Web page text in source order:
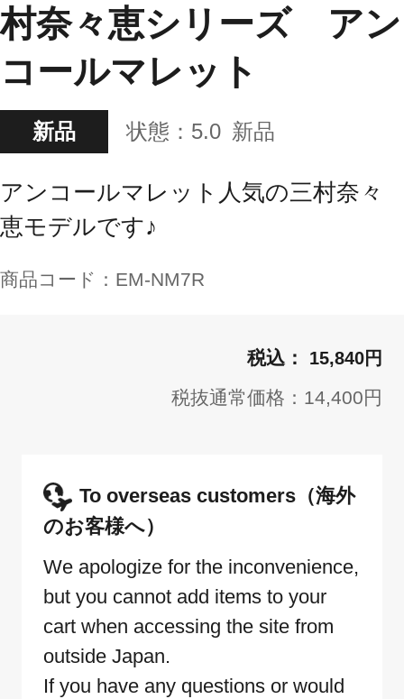
村奈々恵シリーズ アン
コールマレット
新品 状態： 5.0 新品
アンコールマレット人気の三村奈々
恵モデルです♪
商品コード： EM-NM7R
15,840円
税抜通常価格：14,400円
To overseas customers（海外
のお客様へ）
We apologize for the inconvenience,
but you cannot add items to your
cart when accessing the site from
outside Japan.
If you have any questions or would